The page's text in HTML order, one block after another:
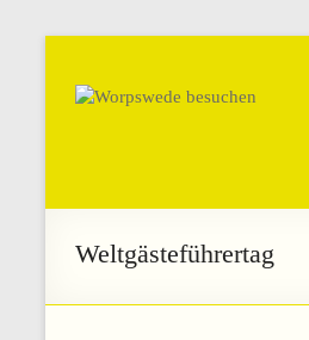
Weltgästeführertag